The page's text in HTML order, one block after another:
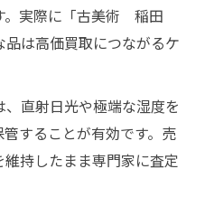
。実際に「古美術 稲田
は高価買取につながるケ
直射日光や極端な湿度を
することが有効です。売
持したまま専門家に査定